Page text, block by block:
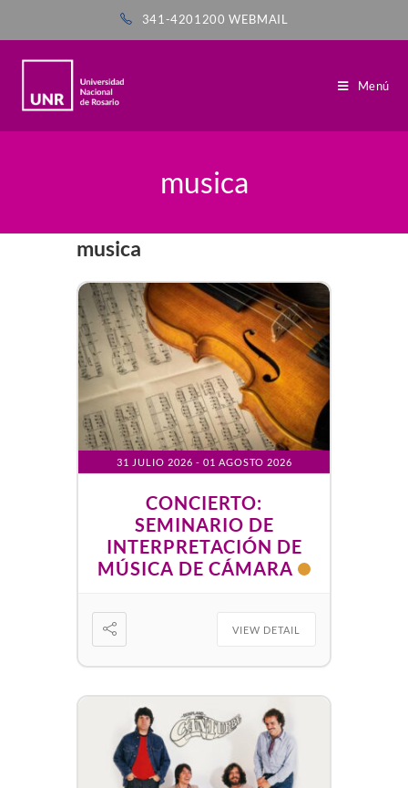
341-4201200WEBMAIL
Menú
musica
musica
31 JULIO 2026 - 01 AGOSTO 2026
CONCIERTO:
SEMINARIO DE
INTERPRETACIÓN DE
MÚSICA DE CÁMARA
VIEW DETAIL